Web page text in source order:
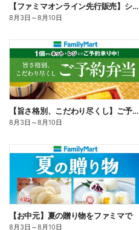
【ファミマオンライン先行販売】シルバニアファミリー
8月3日 ～8月10日
【旨さ格別、こだわり尽くし】ご予約弁当
8月3日 ～8月10日
【お中元】夏の贈り物をファミマで
8月3日 ～8月10日